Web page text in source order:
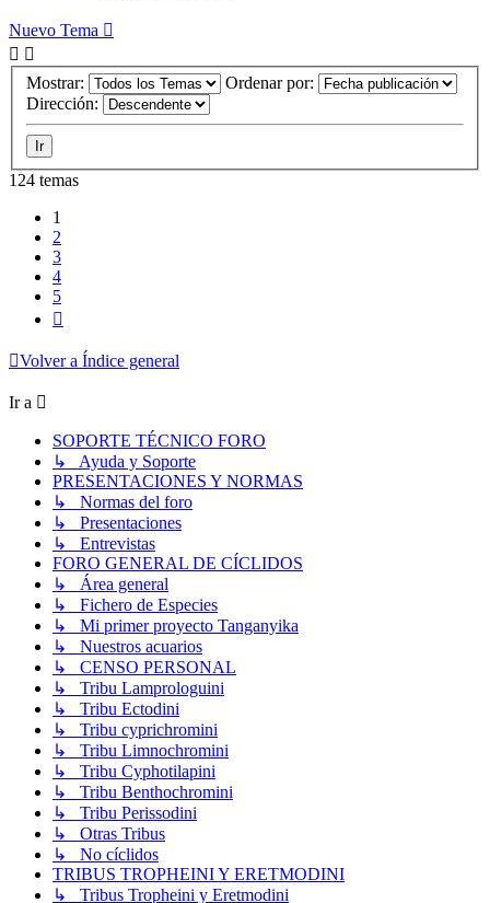
Nuevo Tema
Mostrar:
Ordenar por:
Dirección:
124 temas
1
2
3
4
5
Volver a Índice general
Ir a
SOPORTE TÉCNICO FORO
↳ Ayuda y Soporte
PRESENTACIONES Y NORMAS
↳ Normas del foro
↳ Presentaciones
↳ Entrevistas
FORO GENERAL DE CÍCLIDOS
↳ Área general
↳ Fichero de Especies
↳ Mi primer proyecto Tanganyika
↳ Nuestros acuarios
↳ CENSO PERSONAL
↳ Tribu Lamprologuini
↳ Tribu Ectodini
↳ Tribu cyprichromini
↳ Tribu Limnochromini
↳ Tribu Cyphotilapini
↳ Tribu Benthochromini
↳ Tribu Perissodini
↳ Otras Tribus
↳ No cíclidos
TRIBUS TROPHEINI Y ERETMODINI
↳ Tribus Tropheini y Eretmodini